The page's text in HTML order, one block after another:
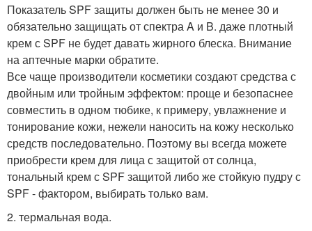
Показатель SPF защиты должен быть не менее 30 и
обязательно защищать от спектра A и B. даже плотный
крем с SPF не будет давать жирного блеска. Внимание
на аптечные марки обратите.
Все чаще производители косметики создают средства с
двойным или тройным эффектом: проще и безопаснее
совместить в одном тюбике, к примеру, увлажнение и
тонирование кожи, нежели наносить на кожу несколько
средств последовательно. Поэтому вы всегда можете
приобрести крем для лица с защитой от солнца,
тональный крем с SPF защитой либо же стойкую пудру с
SPF - фактором, выбирать только вам.
2. термальная вода.